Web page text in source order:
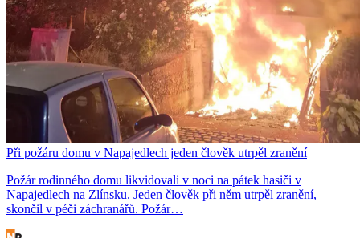
Při požáru domu v Napajedlech jeden člověk utrpěl zranění
Požár rodinného domu likvidovali v noci na pátek hasiči v
Napajedlech na Zlínsku. Jeden člověk při něm utrpěl zranění,
skončil v péči záchranářů. Požár…